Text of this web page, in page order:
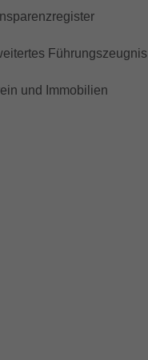
Führungszeugnis
und Immobilien